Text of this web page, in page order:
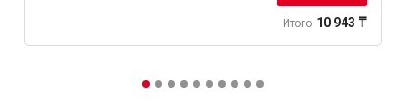
Итого 10 943 ₸